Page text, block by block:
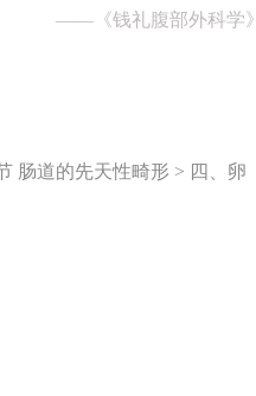
—— 《钱礼腹部外科学》
肠道的先天性畸形 > 四、卵